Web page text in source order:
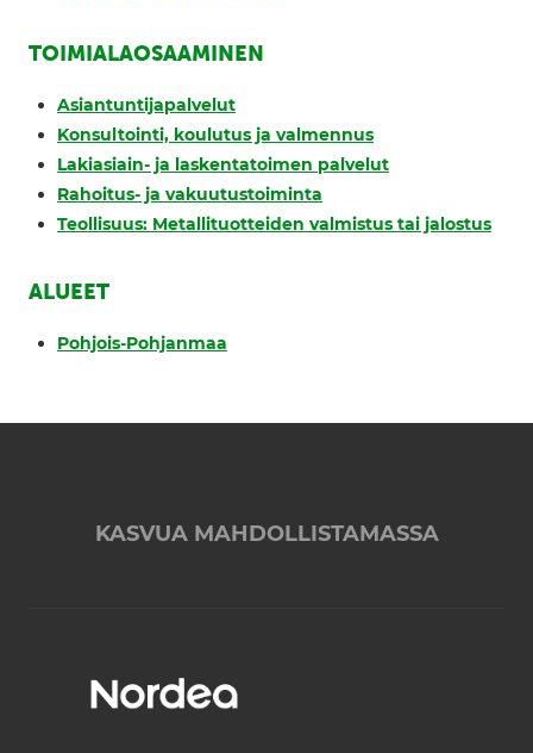
TOIMIALAOSAAMINEN
Asiantuntijapalvelut
Konsultointi, koulutus ja valmennus
Lakiasiain- ja laskentatoimen palvelut
Rahoitus- ja vakuutustoiminta
Teollisuus: Metallituotteiden valmistus tai jalostus
ALUEET
Pohjois-Pohjanmaa
KASVUA MAHDOLLISTAMASSA